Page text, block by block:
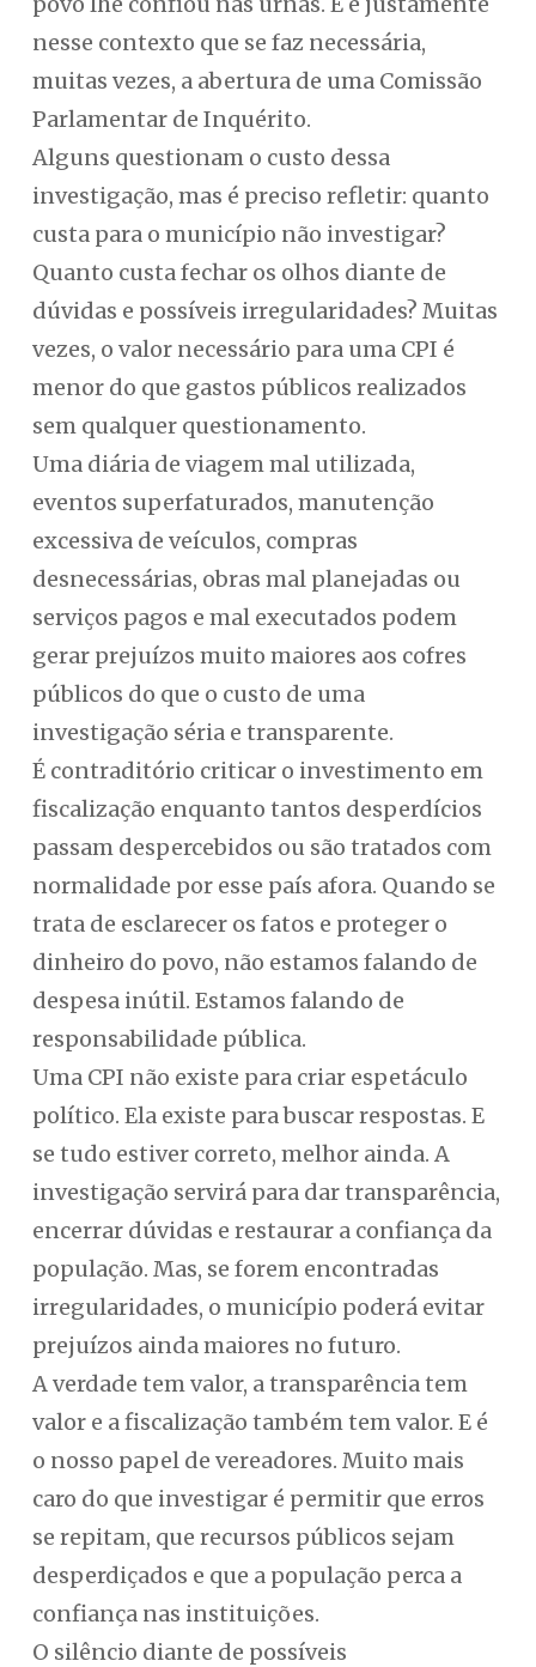
nesse contexto que se faz necessária,
muitas vezes, a abertura de uma Comissão
Parlamentar de Inquérito.
Alguns questionam o custo dessa
investigação, mas é preciso refletir: quanto
custa para o município não investigar?
Quanto custa fechar os olhos diante de
dúvidas e possíveis irregularidades? Muitas
vezes, o valor necessário para uma CPI é
menor do que gastos públicos realizados
sem qualquer questionamento.
Uma diária de viagem mal utilizada,
eventos superfaturados, manutenção
excessiva de veículos, compras
desnecessárias, obras mal planejadas ou
serviços pagos e mal executados podem
gerar prejuízos muito maiores aos cofres
públicos do que o custo de uma
investigação séria e transparente.
É contraditório criticar o investimento em
fiscalização enquanto tantos desperdícios
passam despercebidos ou são tratados com
normalidade por esse país afora. Quando se
trata de esclarecer os fatos e proteger o
dinheiro do povo, não estamos falando de
despesa inútil. Estamos falando de
responsabilidade pública.
Uma CPI não existe para criar espetáculo
político. Ela existe para buscar respostas. E
se tudo estiver correto, melhor ainda. A
investigação servirá para dar transparência,
encerrar dúvidas e restaurar a confiança da
população. Mas, se forem encontradas
irregularidades, o município poderá evitar
prejuízos ainda maiores no futuro.
A verdade tem valor, a transparência tem
valor e a fiscalização também tem valor. E é
o nosso papel de vereadores. Muito mais
caro do que investigar é permitir que erros
se repitam, que recursos públicos sejam
desperdiçados e que a população perca a
confiança nas instituições.
O silêncio diante de possíveis